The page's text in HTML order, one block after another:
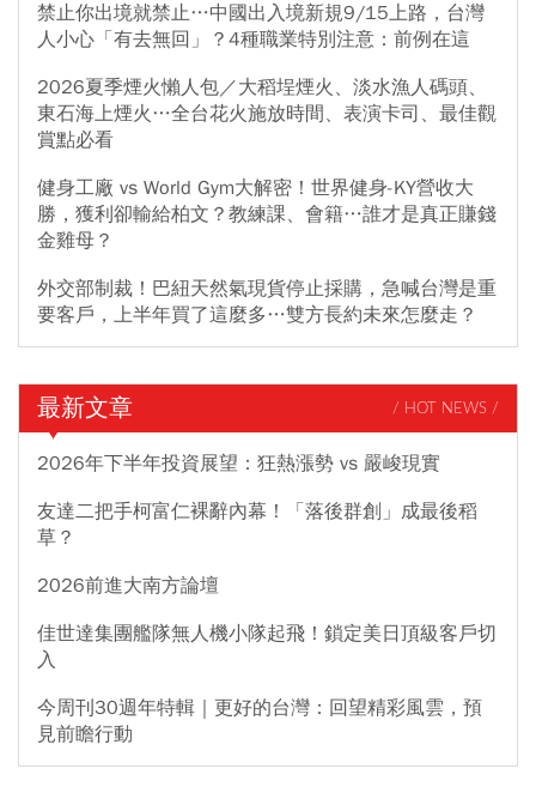
禁止你出境就禁止…中國出入境新規9/15上路，台灣
人小心「有去無回」？4種職業特別注意：前例在這
2026夏季煙火懶人包／大稻埕煙火、淡水漁人碼頭、
東石海上煙火…全台花火施放時間、表演卡司、最佳觀
賞點必看
健身工廠 vs World Gym大解密！世界健身-KY營收大
勝，獲利卻輸給柏文？教練課、會籍…誰才是真正賺錢
金雞母？
外交部制裁！巴紐天然氣現貨停止採購，急喊台灣是重
要客戶，上半年買了這麼多…雙方長約未來怎麼走？
最新文章 / HOT NEWS /
2026年下半年投資展望：狂熱漲勢 vs 嚴峻現實
友達二把手柯富仁裸辭內幕！「落後群創」成最後稻
草？
2026前進大南方論壇
佳世達集團艦隊無人機小隊起飛！鎖定美日頂級客戶切
入
今周刊30週年特輯｜更好的台灣：回望精彩風雲，預
見前瞻行動